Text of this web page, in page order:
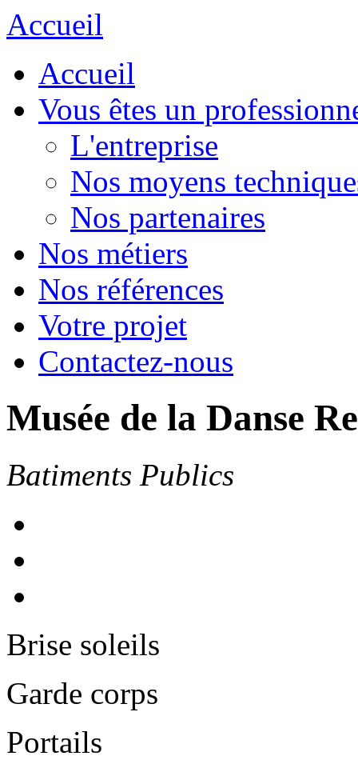
Accueil
Accueil
Vous êtes un
L'entreprise
Nos moyens
Nos partenaires
Nos métiers
Nos références
Votre projet
Contactez-nous
Musée de la Danse
Batiments Publics
Brise soleils
Garde corps
Portails